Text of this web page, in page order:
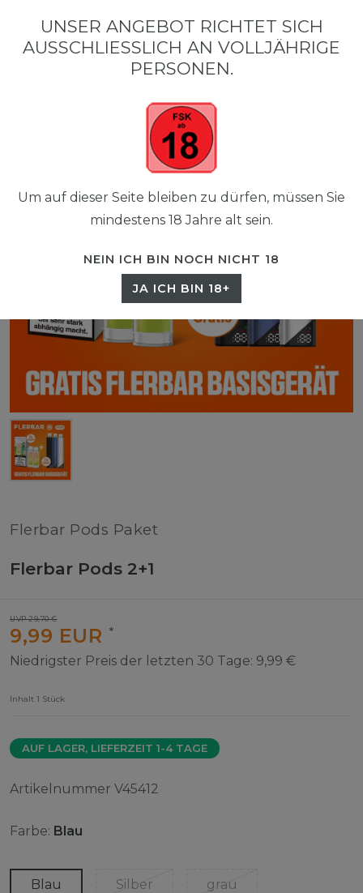
0
0,00 EUR
Flerbar Pods Paket
Flerbar Pods 2+1
UVP 29,70 €
9,99 EUR *
Niedrigster Preis der letzten 30 Tage: 9,99 €
Inhalt 1 Stück
AUF LAGER, LIEFERZEIT 1-4 TAGE
Artikelnummer V45412
Farbe: Blau
Blau Silber grau
UNSER ANGEBOT RICHTET SICH
AUSSCHLIESSLICH AN VOLLJÄHRIGE P
ERSONEN.
Um auf dieser Seite bleiben zu dürfen, müssen Sie
mindestens 18 Jahre alt sein.
NEIN ICH BIN NOCH NICHT 18
JA ICH BIN 18+